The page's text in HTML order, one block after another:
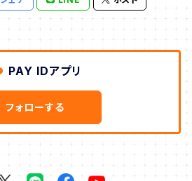
PAY IDアプリ
フォローする